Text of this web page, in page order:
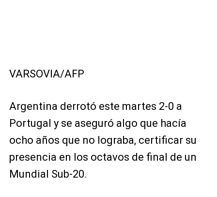
VARSOVIA/AFP
Argentina derrotó este martes 2-0 a
Portugal y se aseguró algo que hacía
ocho años que no lograba, certificar su
presencia en los octavos de final de un
Mundial Sub-20.